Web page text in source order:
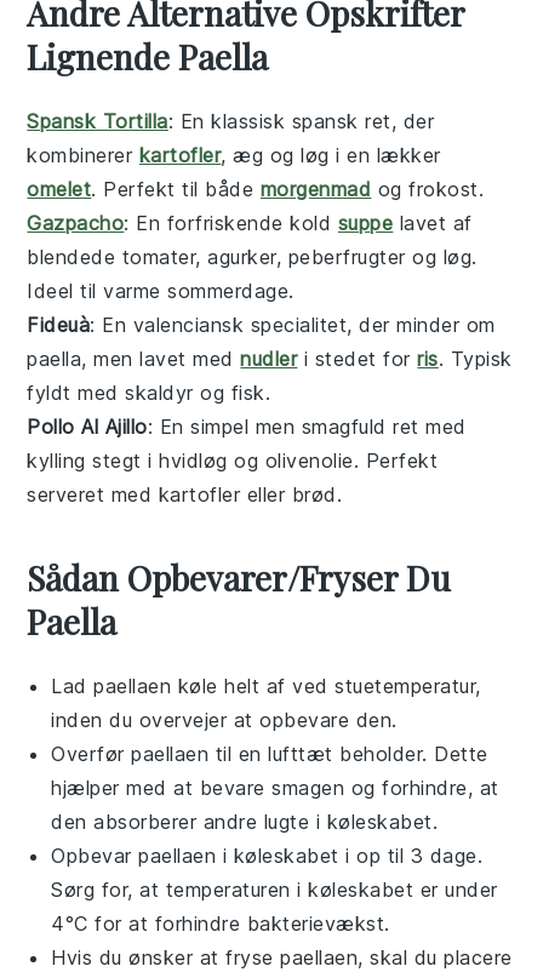
Andre Alternative Opskrifter
Lignende Paella
Spansk Tortilla: En klassisk spansk ret, der
kombinerer kartofler, æg og løg i en lækker
omelet. Perfekt til både morgenmad og frokost.
Gazpacho: En forfriskende kold suppe lavet af
blendede tomater, agurker, peberfrugter og løg.
Ideel til varme sommerdage.
Fideuà: En valenciansk specialitet, der minder om
paella, men lavet mednudleri stedet forris. Typisk
fyldt medskaldyr og fisk.
Pollo Al Ajillo: En simpel men smagfuld ret med
kylling stegt ihvidløg og olivenolie. Perfekt
serveret med kartofler eller brød .
Sådan Opbevarer/Fryser Du
Paella
Ladpaellaen køle helt af ved stuetemperatur,
inden du overvejer at opbevare den.
Overførpaellaen til en lufttæt beholder. Dette
hjælper med at bevare smagen og forhindre, at
den absorberer andre lugte i køleskabet.
Opbevarpaellaen i køleskabet i op til 3 dage.
Sørg for, at temperaturen i køleskabet er under
4°C for at forhindre bakterievækst.
Hvis du ønsker at frysepaellaen, skal du placere